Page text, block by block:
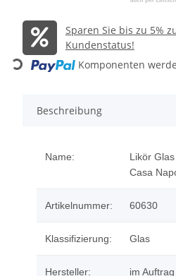
Sparen Sie bis zu 5%
Kundenstatus!
Loading... Komponenten
Beschreibung
Name:
Likör
Casa
Artikelnummer: 60630
Klassifizierung: Glas
Hersteller: im